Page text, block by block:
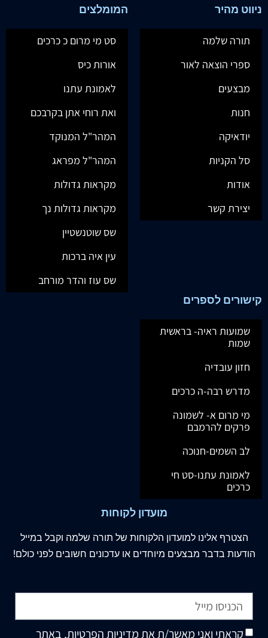
ניווט מהיר
תורה שלמה
ספרי הוצאה לאור
מבצעים
חנות
יודאיקה
סל הקניות
אודות
יצירת קשר
המומלצים
סט מי מרום כ כרכים
אורות כיס
לאמונת עתנו
ואת רוחי אתן בקרבכם
המהר"ל המנוקד
המהר"ל מפראג
מקראות גדולות
מקראות גדולות נך
שס שוטנשטיין
עין איה ברכות
שס עוז והדר מורחב
קישורים לספרים
שמועות ראיה- בראשית
שמות
חזון עובדיה
מדרש רבה-ה כרכים
מי מרום א- לשמונה
פרקים להרמבם
לב השמים-חנוכה
לאמונת עתנו-סט חי
כרכים
מועדון לקוחות
הצטרף אלינו למועדון הלקוחות של תורה שלמה וקבל במייל
הודעות בדבר מבצעים מיוחדים או עדכונים חשובים לפני כולם!
קראתי ואני מאשר/ת אתמדיניות הפרטיות, באתר